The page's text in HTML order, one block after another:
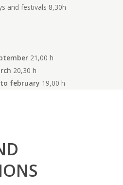
and festivals 8,30h
21,00 h
20,30 h
february 19,00 h